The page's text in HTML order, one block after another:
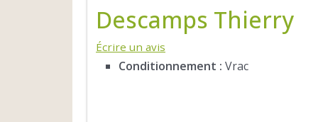
Descamps Thierry
Écrire un avis
Conditionnement : Vrac